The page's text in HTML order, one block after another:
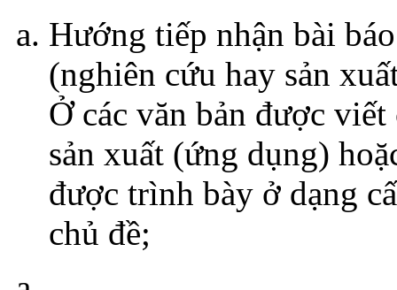
Hướng tiếp nhận bài
(nghiên cứu hay sản
Ở các văn bản được
sản xuất (ứng dụng)
được trình bày ở dạng
chủ đề;